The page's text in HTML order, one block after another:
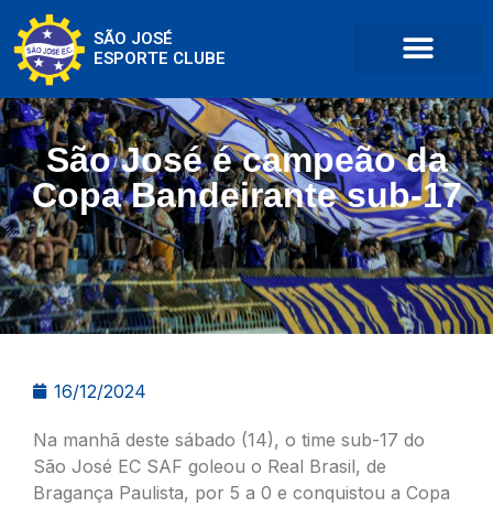
SÃO JOSÉ
ESPORTE CLUBE
São José é campeão da
Copa Bandeirante sub-17
16/12/2024
Na manhã deste sábado (14), o time sub-17 do
São José EC SAF goleou o Real Brasil, de
Bragança Paulista, por 5 a 0 e conquistou a Copa